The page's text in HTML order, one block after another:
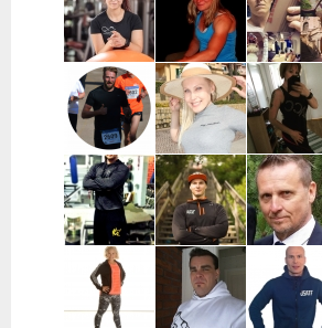
Leppänen |
Turku ja
lähikunnat
PääkaupunkiseutuKoskela-
Kontu |
Pohjois-
Pohjanmaa
Sara Uimonen |
Pääkaupunkiseutu
Miranda Tirri |
Koko Suomi ja
ulkomaat,
verkkovalmennus
Mikael Mentu
| Helsinki
Wille
Wahlberg |
Helsinki
Katja Varjo |
Raisio
Marja-Liisa
Ylipahkala |
Oulu,
Kempele,
Haukipudas
Joni
Haapaniitty |
Tampere
Mikke Mänty-
Sorvari |
Tampere
Ilkka Marttila
| Syöte